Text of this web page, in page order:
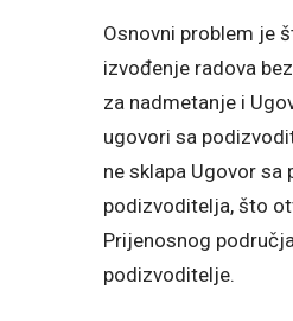
Osnovni problem je
izvođenje radova
za nadmetanje i
ugovori sa
ne sklapa Ugovor
podizvoditelja, što
Prijenosnog
podizvoditelje.